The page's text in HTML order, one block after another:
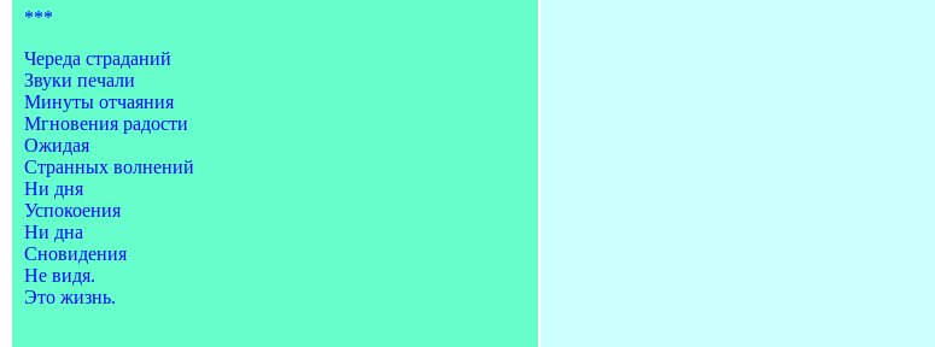
***
Череда страданий
Звуки печали
Минуты отчаяния
Мгновения радости
Ожидая
Странных волнений
Ни дня
Успокоения
Ни дна
Сновидения
Не видя.
Это жизнь.